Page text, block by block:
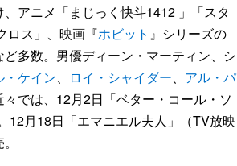
アニメ「まじっく快斗1412 」「スタ
ロス」、映画『ホビット 』シリーズの
多数。男優ディーン・マーティン、シ
・ケイン、 ロイ・シャイダー、 アル・パ
では、12月2日「ベター・コール・ソ
月18日「エマニエル夫人」（TV放映